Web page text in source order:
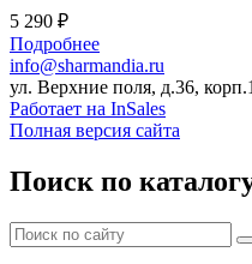
5 290 ₽
Подробнее
info@sharmandia.ru
ул. Верхние поля, д.36, корп.1
Работает на InSales
Полная версия сайта
Поиск по